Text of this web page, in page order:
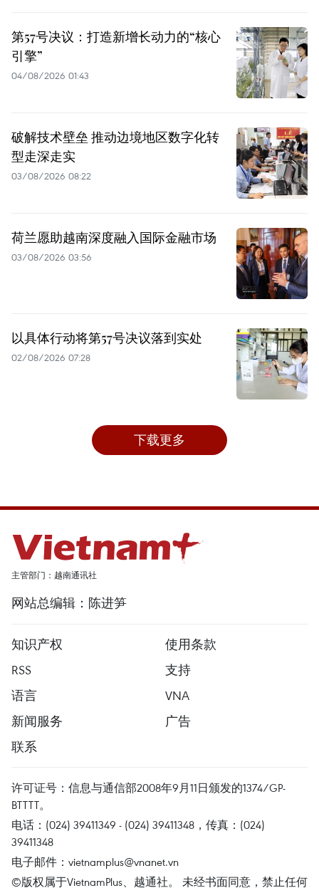
第57号决议：打造新增长动力的“核心
引擎”
04/08/2026 01:43
破解技术壁垒 推动边境地区数字化转
型走深走实
03/08/2026 08:22
荷兰愿助越南深度融入国际金融市场
03/08/2026 03:56
以具体行动将第57号决议落到实处
02/08/2026 07:28
下载更多
主管部门：越南通讯社
网站总编辑：陈进笋
知识产权
使用条款
RSS
支持
语言
VNA
新闻服务
广告
联系
许可证号：信息与通信部2008年9月11日颁发的1374/GP-
BTTTT。
电话：(024) 39411349 - (024) 39411348，传真：(024)
39411348
电子邮件： vietnamplus@vnanet.vn
©版权属于VietnamPlus、越通社。 未经书面同意，禁止任何